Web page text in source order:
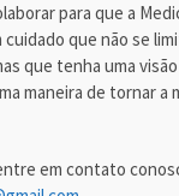
para que a
que não se
que tenha uma
maneira de tornar a
em contato